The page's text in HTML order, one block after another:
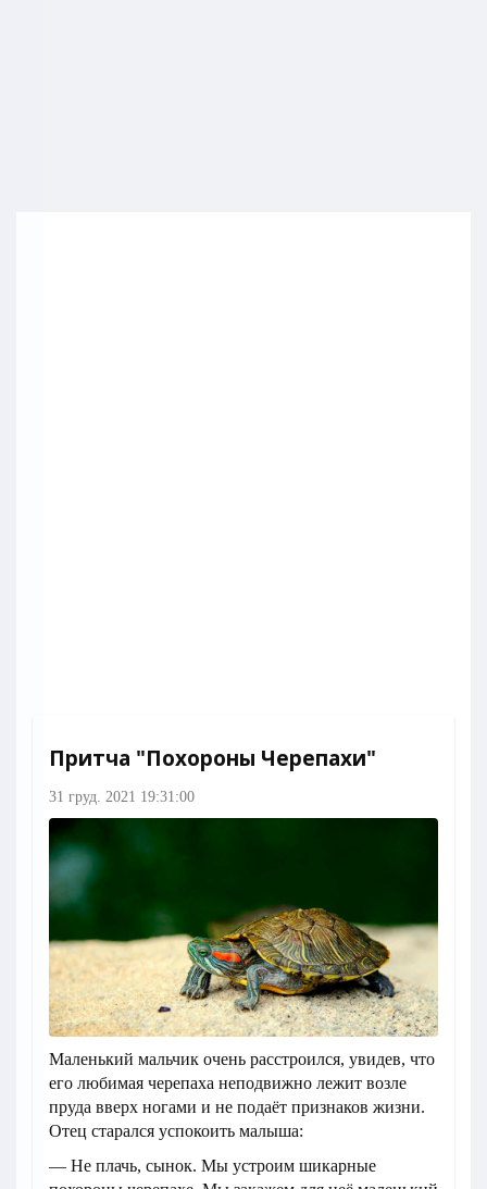
Притча "Похороны Черепахи"
31 груд. 2021 19:31:00
Маленький мальчик очень расстроился, увидев, что
его любимая черепаха неподвижно лежит возле
пруда вверх ногами и не подаёт признаков жизни.
Отец старался успокоить малыша:
— Не плачь, сынок. Мы устроим шикарные